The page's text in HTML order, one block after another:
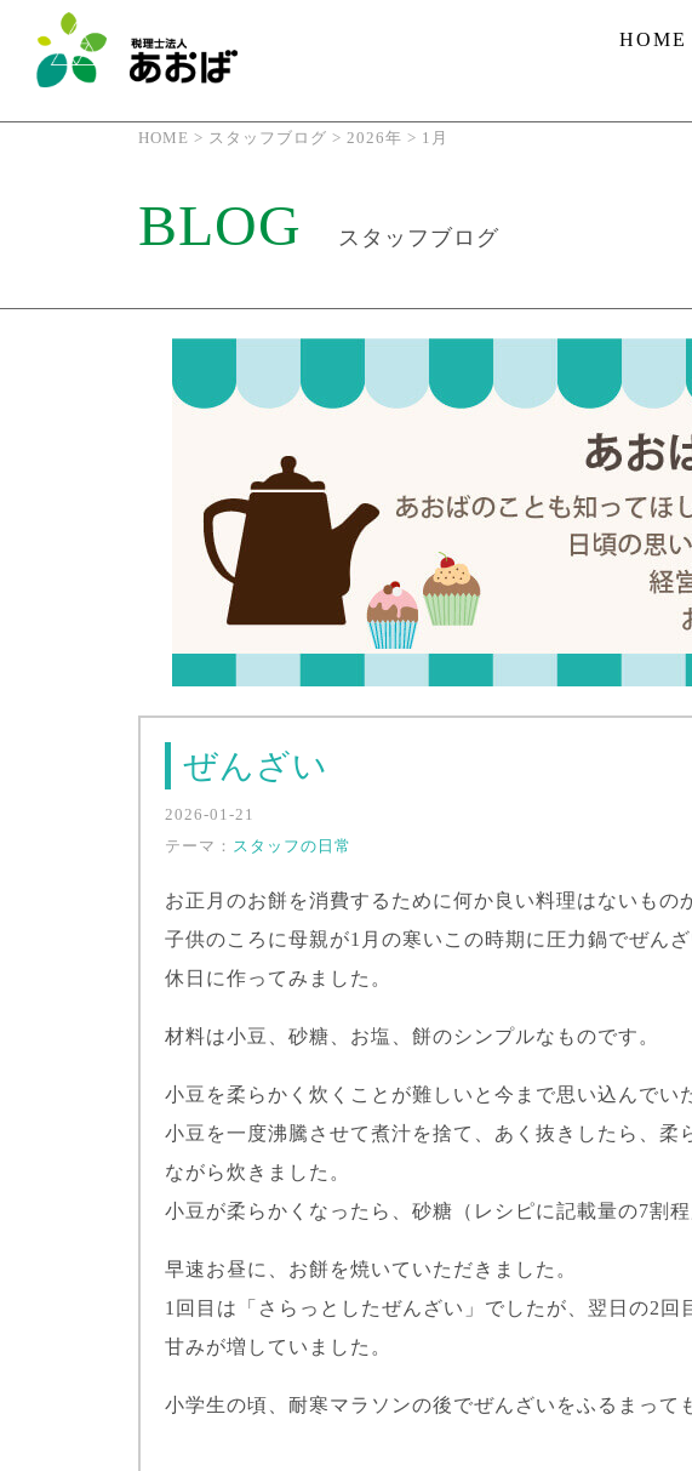
HOME
HOME > スタッフブログ > 2026年 > 1月
BLOG スタッフブログ
ぜんざい
2026-01-21
テーマ： スタッフの日常
お正月のお餅を消費するために何か良い料理はないもの
子供のころに母親が1月の寒いこの時期に圧力鍋でぜん
休日に作ってみました。
材料は小豆、砂糖、お塩、餅のシンプルなものです。
小豆を柔らかく炊くことが難しいと今まで思い込んでい
小豆を一度沸騰させて煮汁を捨て、あく抜きしたら、柔
ながら炊きました。
小豆が柔らかくなったら、砂糖（レシピに記載量の7割
早速お昼に、お餅を焼いていただきました。
1回目は「さらっとしたぜんざい」でしたが、翌日の2
甘みが増していました。
小学生の頃、耐寒マラソンの後でぜんざいをふるまって
小